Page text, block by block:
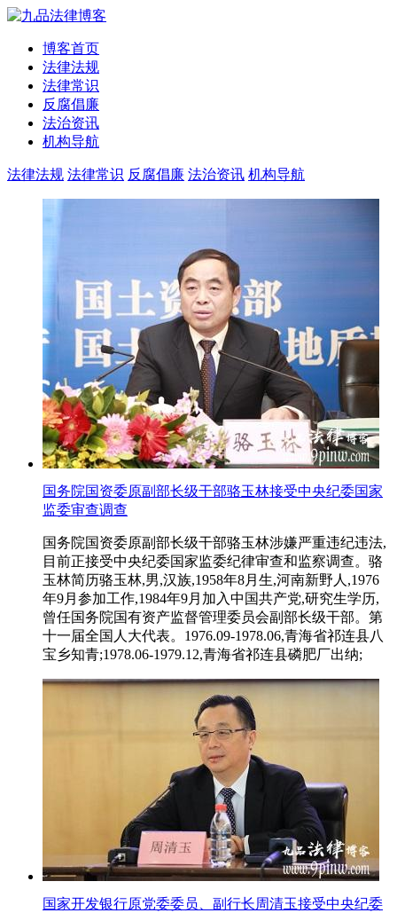
博客首页
法律法规
法律常识
反腐倡廉
法治资讯
机构导航
法律法规 法律常识 反腐倡廉 法治资讯 机构导航
国务院国资委原副部长级干部骆玉林接受中央纪委国家
监委审查调查
国务院国资委原副部长级干部骆玉林涉嫌严重违纪违法,
目前正接受中央纪委国家监委纪律审查和监察调查。骆
玉林简历骆玉林,男,汉族,1958年8月生,河南新野人,1976
年9月参加工作,1984年9月加入中国共产党,研究生学历,
曾任国务院国有资产监督管理委员会副部长级干部。第
十一届全国人大代表。1976.09-1978.06,青海省祁连县八
宝乡知青;1978.06-1979.12,青海省祁连县磷肥厂出纳;
国家开发银行原党委委员、副行长周清玉接受中央纪委